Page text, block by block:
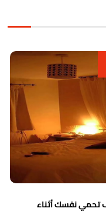
أمريكا الشمالية ||
تعرف على اماكن جميلة